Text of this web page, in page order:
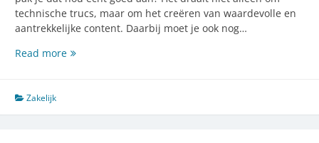
technische trucs, maar om het creëren van waardevolle en
aantrekkelijke content. Daarbij moet je ook nog…
Read moreVerbeter
waardevolle
Zakelijk